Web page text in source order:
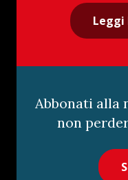
Leggi
Abbonati alla
non